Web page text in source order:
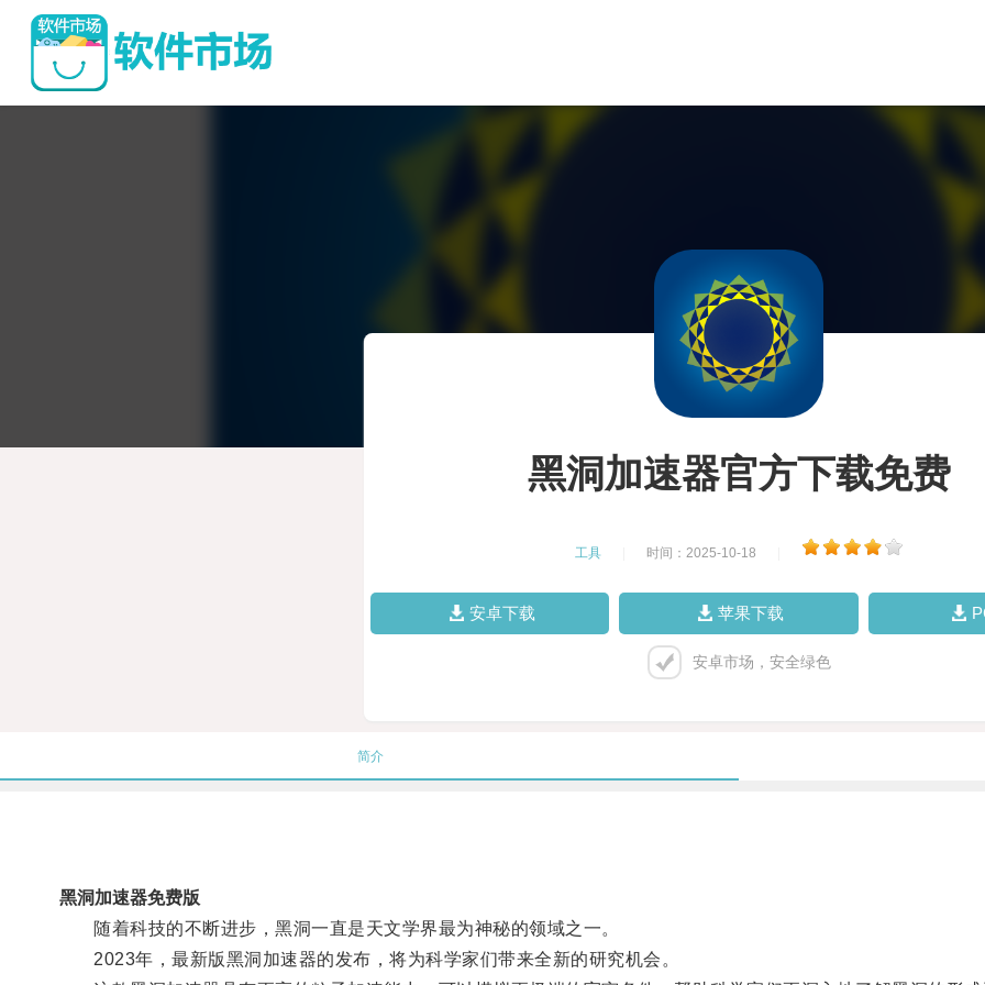
黑洞加速器官方下载免费
工具 时间：2025-10-18
安卓下载 苹果下载
安卓市场，安全绿色
简介
黑洞加速器免费版
随着科技的不断进步，黑洞一直是天文学界最为神秘的领域之一。
2023年，最新版黑洞加速器的发布，将为科学家们带来全新的研究机会。